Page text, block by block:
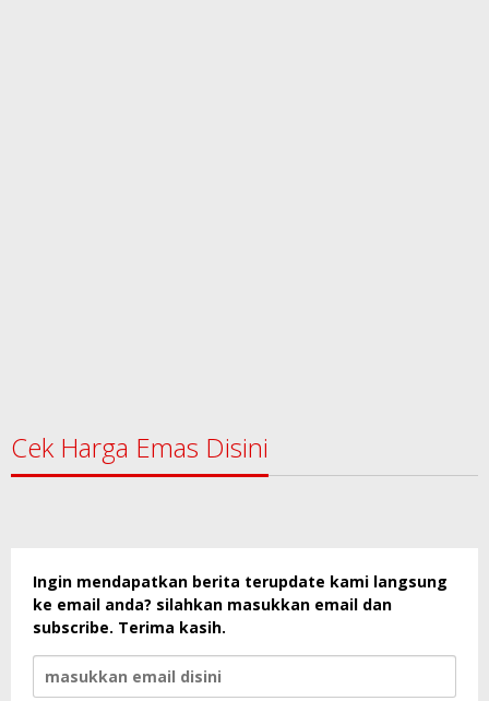
Cek Harga Emas Disini
Ingin mendapatkan berita terupdate kami langsung
ke email anda? silahkan masukkan email dan
subscribe. Terima kasih.